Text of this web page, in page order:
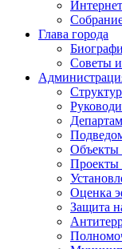
Глава города
Советы и
Объекты
Проекты
Оценка
Защита